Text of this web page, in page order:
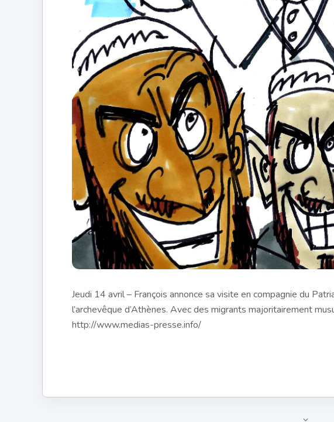
Jeudi 14 avril – François annonce sa visite en compagnie du
l’archevêque d’Athènes. Avec des migrants majoritairement
http://www.medias-presse.info/